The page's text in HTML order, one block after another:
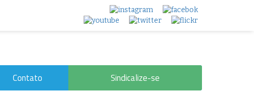
Contato Sindicalize-se